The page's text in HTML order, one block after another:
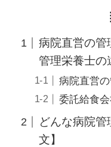
病院直営の管
管理栄養士の
病院直営
委託給食
どんな病院管
文】